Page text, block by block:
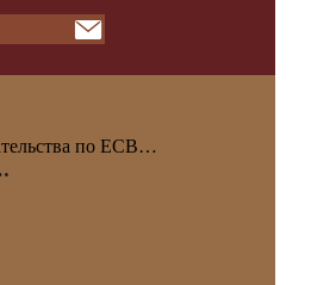
по ЕСВ…